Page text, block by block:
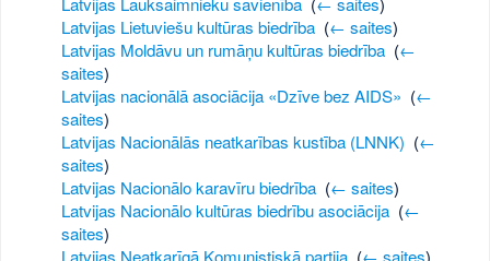
Latvijas Lietuviešu kultūras biedrība‎ (← saites)
Latvijas Moldāvu un rumāņu kultūras biedrība‎ (←
saites)
Latvijas nacionālā asociācija «Dzīve bez AIDS» (←
saites)
Latvijas Nacionālās neatkarības kustība (LNNK) (←
saites)
Latvijas Nacionālo karavīru biedrība‎ (← saites)
Latvijas Nacionālo kultūras biedrību asociācija‎ (←
saites)
Latvijas Neatkarīgā Komunistiskā partija‎ (← saites)